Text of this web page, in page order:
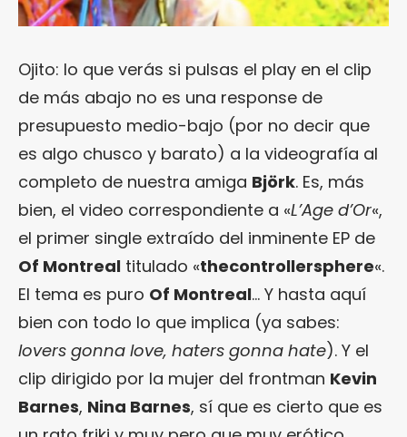
Ojito: lo que verás si pulsas el play en el clip
de más abajo no es una response de
presupuesto medio-bajo (por no decir que
es algo chusco y barato) a la videografía al
completo de nuestra amiga Björk. Es, más
bien, el video correspondiente a «L’Age d’Or«,
el primer single extraído del inminente EP de
Of Montreal titulado «thecontrollersphere«.
El tema es puro Of Montreal… Y hasta aquí
bien con todo lo que implica (ya sabes:
lovers gonna love, haters gonna hate). Y el
clip dirigido por la mujer del frontman Kevin
Barnes, Nina Barnes, sí que es cierto que es